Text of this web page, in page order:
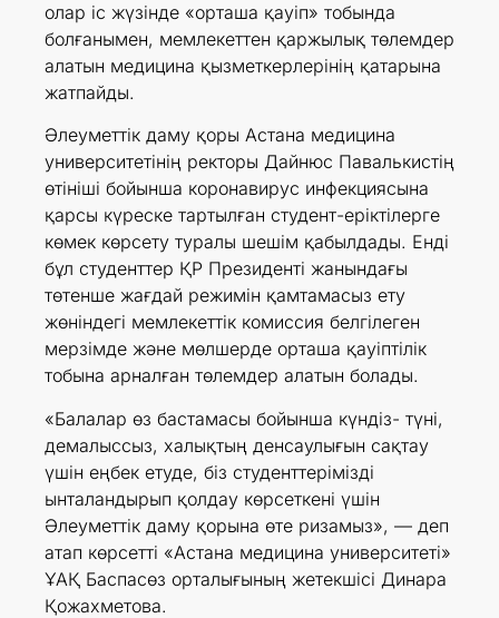
олар іс жүзінде «орташа қауіп» тобында
болғанымен, мемлекеттен қаржылық төлемдер
алатын медицина қызметкерлерінің қатарына
жатпайды.
Әлеуметтік даму қоры Астана медицина
университетінің ректоры Дайнюс Павалькистің
өтініші бойынша коронавирус инфекциясына
қарсы күреске тартылған студент-еріктілерге
көмек көрсету туралы шешім қабылдады. Енді
бұл студенттер ҚР Президенті жанындағы
төтенше жағдай режимін қамтамасыз ету
жөніндегі мемлекеттік комиссия белгілеген
мерзімде және мөлшерде орташа қауіптілік
тобына арналған төлемдер алатын болады.
«Балалар өз бастамасы бойынша күндіз- түні,
демалыссыз, халықтың денсаулығын сақтау
үшін еңбек етуде, біз студенттерімізді
ынталандырып қолдау көрсеткені үшін
Әлеуметтік даму қорына өте ризамыз», — деп
атап көрсетті «Астана медицина университеті»
ҰАҚ Баспасөз орталығының жетекшісі Динара
Қожахметова.